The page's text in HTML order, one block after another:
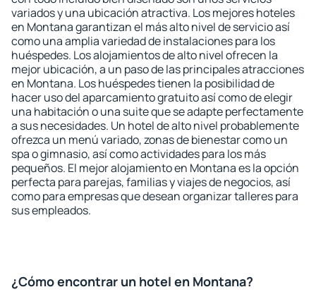
variados y una ubicación atractiva. Los mejores hoteles
en Montana garantizan el más alto nivel de servicio así
como una amplia variedad de instalaciones para los
huéspedes. Los alojamientos de alto nivel ofrecen la
mejor ubicación, a un paso de las principales atracciones
en Montana. Los huéspedes tienen la posibilidad de
hacer uso del aparcamiento gratuito así como de elegir
una habitación o una suite que se adapte perfectamente
a sus necesidades. Un hotel de alto nivel probablemente
ofrezca un menú variado, zonas de bienestar como un
spa o gimnasio, así como actividades para los más
pequeños. El mejor alojamiento en Montana es la opción
perfecta para parejas, familias y viajes de negocios, así
como para empresas que desean organizar talleres para
sus empleados.
¿Cómo encontrar un hotel en Montana?